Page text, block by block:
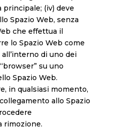
principale; (iv) deve
Spazio Web, senza
che effettua il
lo Spazio Web come
di uno dei
su uno
Spazio Web.
in qualsiasi momento,
allo Spazio
rimozione.